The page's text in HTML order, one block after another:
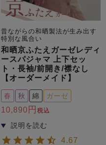
昔ながらの和晒製法が生み出す
特別な風合い
和晒京ふたえガーゼレディ
ースパジャマ 上下セッ
ト・長袖/前開き/襟なし
【オーダーメイド】
春 秋 綿 ガーゼ
10,890 税込
4.67